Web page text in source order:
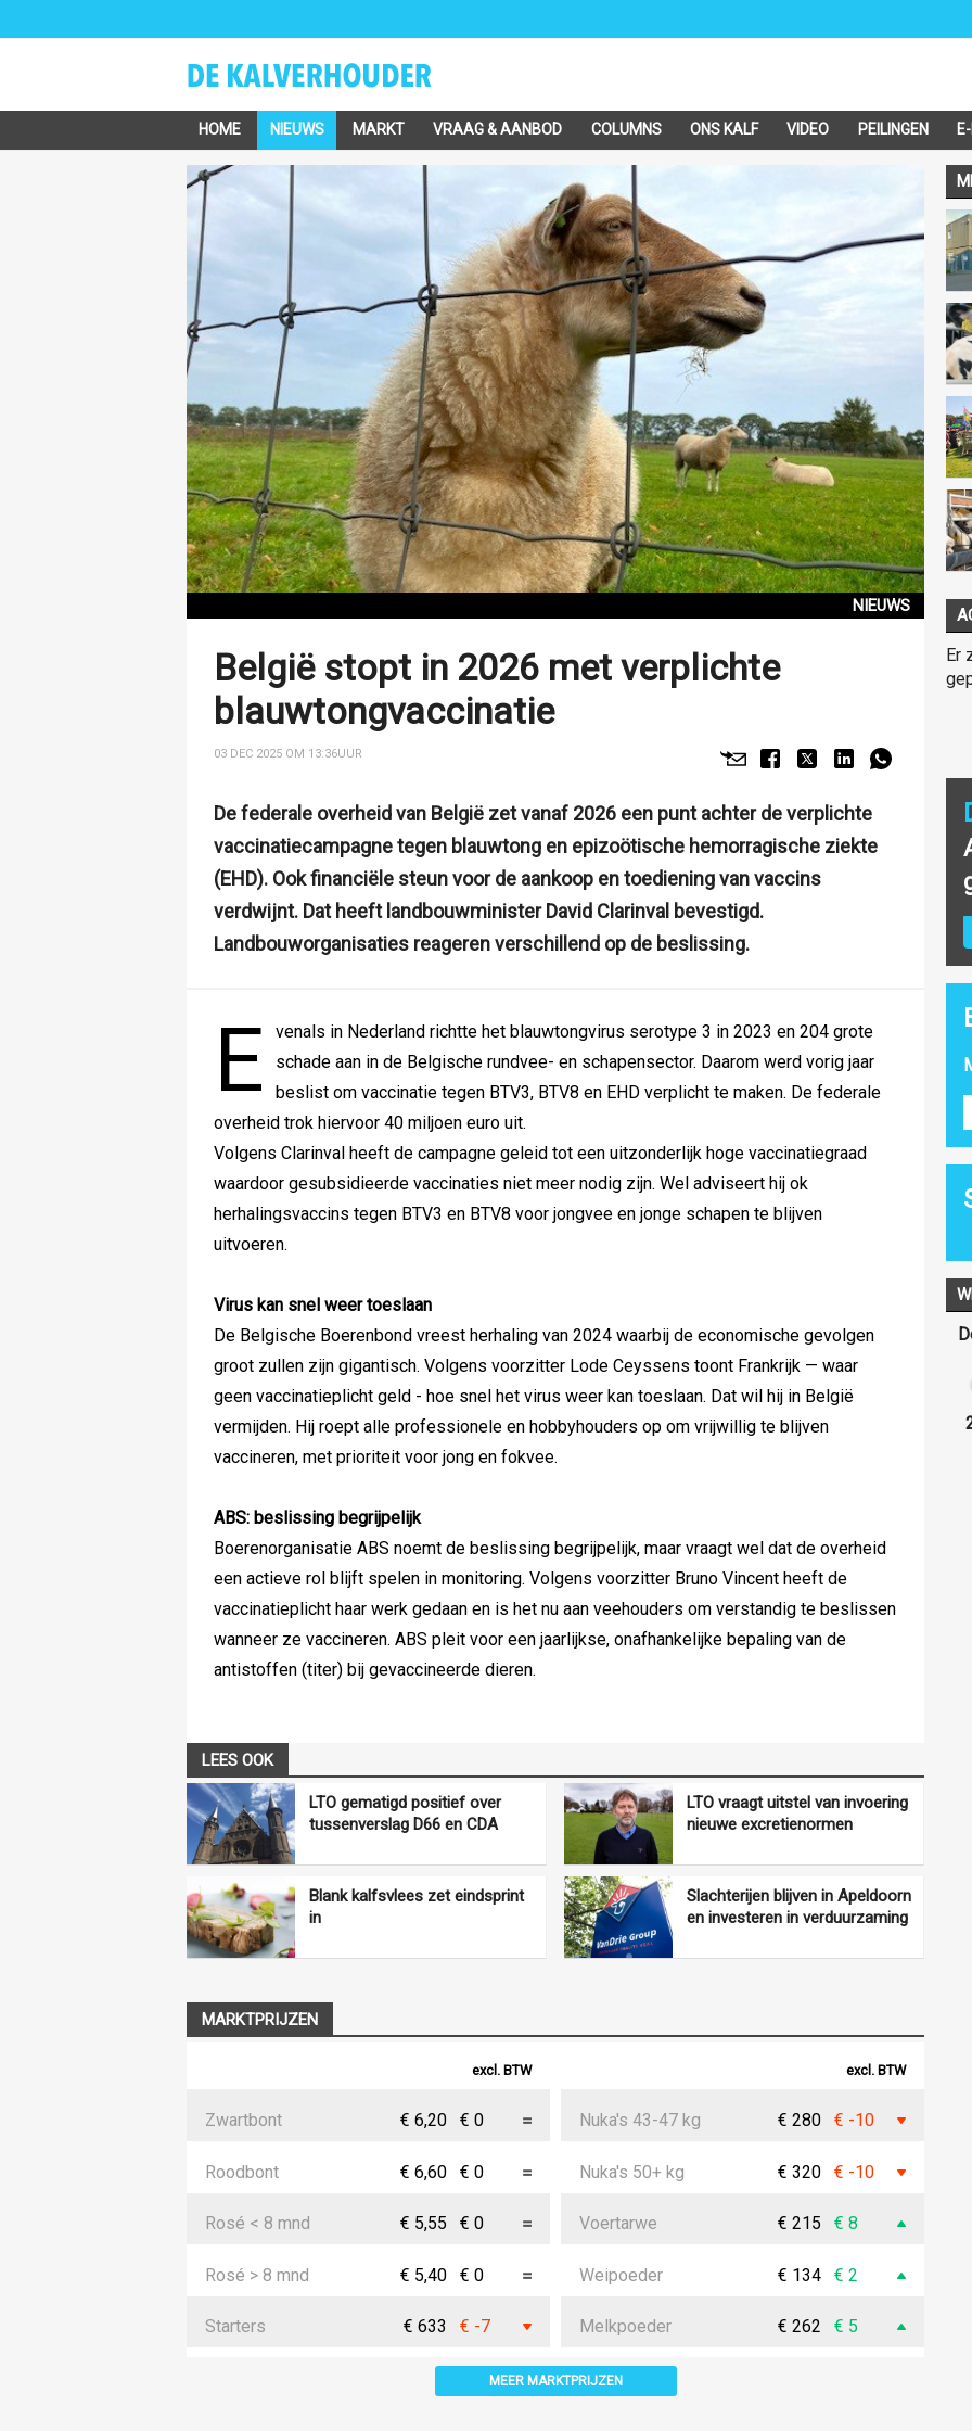
HOME NIEUWS MARKT VRAAG & AANBOD COLUMNS ONS KALF VIDEO PEILINGEN
NIEUWS
België stopt in 2026 met verplichte
blauwtongvaccinatie
03 DEC 2025 OM 13:36UUR
De federale overheid van België zet vanaf 2026 een punt achter de verplichte
vaccinatiecampagne tegen blauwtong en epizoötische hemorragische ziekte
(EHD). Ook financiële steun voor de aankoop en toediening van vaccins
verdwijnt. Dat heeft landbouwminister David Clarinval bevestigd.
Landbouworganisaties reageren verschillend op de beslissing.
E
venals in Nederland richtte het blauwtongvirus serotype 3 in 2023 en 204 grote
schade aan in de Belgische rundvee- en schapensector. Daarom werd vorig jaar
beslist om vaccinatie tegen BTV3, BTV8 en EHD verplicht te maken. De federale
overheid trok hiervoor 40 miljoen euro uit.
Volgens Clarinval heeft de campagne geleid tot een uitzonderlijk hoge vaccinatiegraad
waardoor gesubsidieerde vaccinaties niet meer nodig zijn. Wel adviseert hij ok
herhalingsvaccins tegen BTV3 en BTV8 voor jongvee en jonge schapen te blijven
uitvoeren.
Virus kan snel weer toeslaan
De Belgische Boerenbond vreest herhaling van 2024 waarbij de economische gevolgen
groot zullen zijn gigantisch. Volgens voorzitter Lode Ceyssens toont Frankrijk — waar
geen vaccinatieplicht geld - hoe snel het virus weer kan toeslaan. Dat wil hij in België
vermijden. Hij roept alle professionele en hobbyhouders op om vrijwillig te blijven
vaccineren, met prioriteit voor jong en fokvee.
ABS: beslissing begrijpelijk
Boerenorganisatie ABS noemt de beslissing begrijpelijk, maar vraagt wel dat de overheid
een actieve rol blijft spelen in monitoring. Volgens voorzitter Bruno Vincent heeft de
vaccinatieplicht haar werk gedaan en is het nu aan veehouders om verstandig te beslissen
wanneer ze vaccineren. ABS pleit voor een jaarlijkse, onafhankelijke bepaling van de
antistoffen (titer) bij gevaccineerde dieren.
LEES OOK
LTO gematigd positief over
tussenverslag D66 en CDA
LTO vraagt uitstel van invoering
nieuwe excretienormen
Blank kalfsvlees zet eindsprint
in
Slachterijen blijven in Apeldoorn
en investeren in verduurzaming
MARKTPRIJZEN
excl. BTW
Zwartbont € 6,20 € 0
Roodbont € 6,60 € 0
Rosé < 8 mnd € 5,55 € 0
Rosé > 8 mnd € 5,40 € 0
Starters € 633 € -7
excl. BTW
Nuka's 43-47 kg € 280 € -10
Nuka's 50+ kg € 320 € -10
Voertarwe € 215 € 8
Weipoeder € 134 € 2
Melkpoeder € 262 € 5
MEER MARKTPRIJZEN
Er